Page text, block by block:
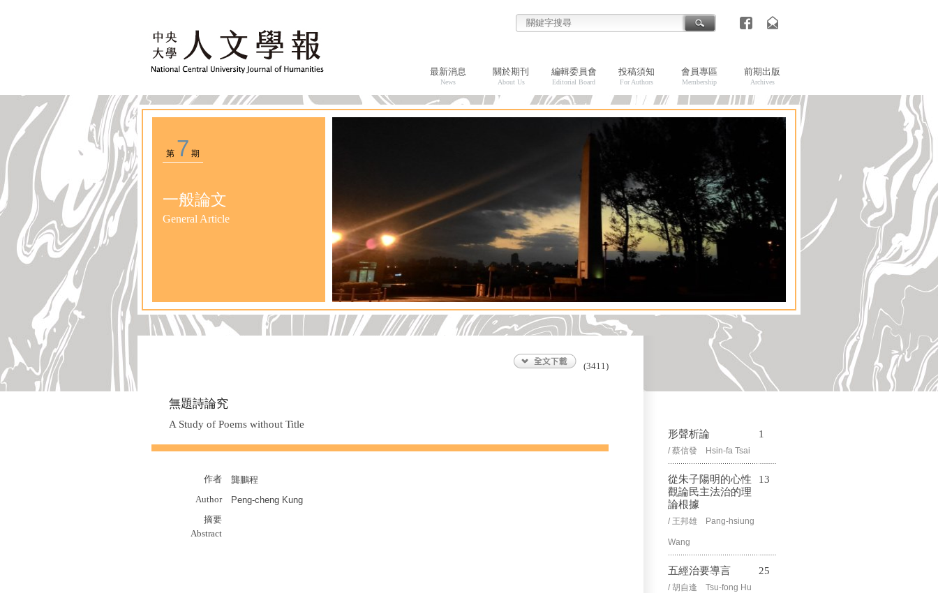
最新消息
News
關於期刊
About Us
編輯委員會
Editorial Board
投稿須知
For Authors
會員專區
Membership
前期出版
Archives
第 7 期
一般論文
General Article
(3411)
無題詩論究
A Study of Poems without Title
作者
龔鵬程
Author
Peng-cheng Kung
摘要
Abstract
形聲析論
/ 蔡信發 Hsin-fa Tsai
1
從朱子陽明的心性
觀論民主法治的理
論根據
/ 王邦雄 Pang-hsiung
Wang
13
五經治要導言
/ 胡自逢 Tsu-fong Hu
25